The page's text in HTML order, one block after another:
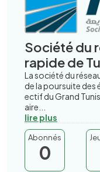
Société du
rapide de
La société du
de la poursuite des
ectif du Grand
aire...
lire plus
Abonnés
0